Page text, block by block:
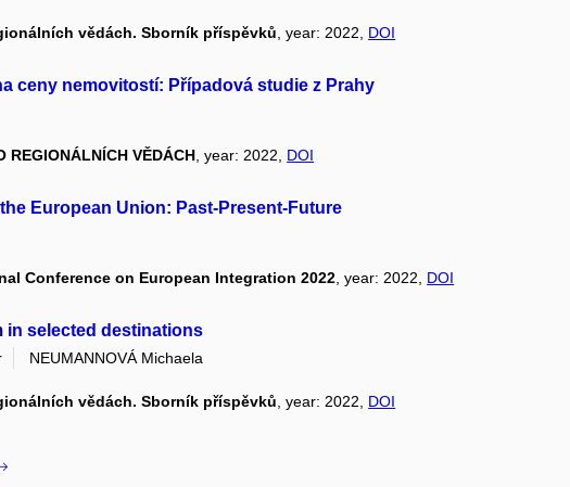
vědách. Sborník příspěvků , year: 2022, DOI
ceny nemovitostí: Případová studie z Prahy
REGIONÁLNÍCH VĚDÁCH , year: 2022, DOI
European Union: Past-Present-Future
Conference on European Integration 2022, year: 2022, DOI
in selected destinations
NEUMANNOVÁ Michaela
vědách. Sborník příspěvků , year: 2022, DOI